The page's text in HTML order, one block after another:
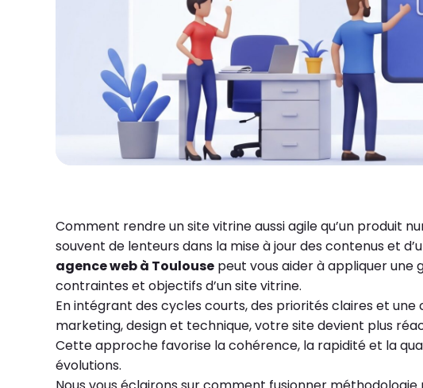
Comment rendre un site vitrine aussi agile qu’un produit
souvent de lenteurs dans la mise à jour des contenus et
agence web à Toulouse peut vous aider à appliquer une
contraintes et objectifs d’un site vitrine.
En intégrant des cycles courts, des priorités claires et
marketing, design et technique, votre site devient plus
Cette approche favorise la cohérence, la rapidité et la
évolutions.